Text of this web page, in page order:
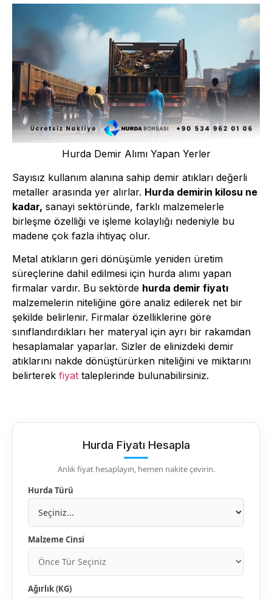
Hurda Demir Alımı Yapan Yerler
Sayısız kullanım alanına sahip demir atıkları değerli
metaller arasında yer alırlar. Hurda demirin kilosu ne
kadar, sanayi sektöründe, farklı malzemelerle
birleşme özelliği ve işleme kolaylığı nedeniyle bu
madene çok fazla ihtiyaç olur.
Metal atıkların geri dönüşümle yeniden üretim
süreçlerine dahil edilmesi için hurda alımı yapan
firmalar vardır. Bu sektörde hurda demir fiyatı
malzemelerin niteliğine göre analiz edilerek net bir
şekilde belirlenir. Firmalar özelliklerine göre
sınıflandırdıkları her materyal için ayrı bir rakamdan
hesaplamalar yaparlar. Sizler de elinizdeki demir
atıklarını nakde dönüştürürken niteliğini ve miktarını
belirterek fiyat taleplerinde bulunabilirsiniz.
Hurda Fiyatı Hesapla
Anlık fiyat hesaplayın, hemen nakite çevirin.
Hurda Türü
Malzeme Cinsi
Ağırlık (KG)